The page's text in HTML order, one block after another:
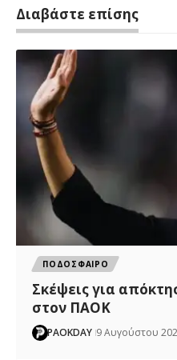
Διαβάστε επίσης
ΠΟΔΟΣΦΑΙΡΟ
Σκέψεις για
στον ΠΑΟΚ
PAOKDAY 9 Αυγούστου